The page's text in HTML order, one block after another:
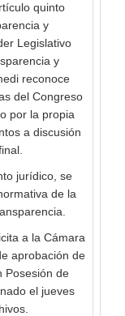
quinto
y
Legislativo
y
reconoce
del Congreso
por la propia
a discusión
jurídico, se
de la
a la Cámara
aprobación de
Posesión de
el jueves